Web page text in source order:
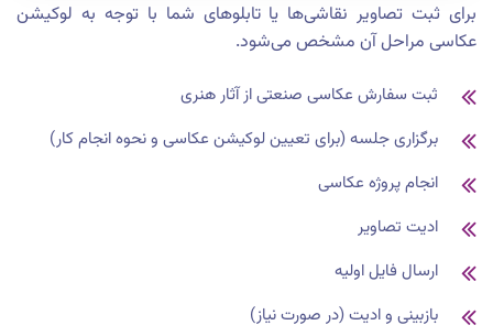
برای ثبت تصاویر نقاشی‌ها یا تابلوهای شما با توجه به لوکیشن
عکاسی مراحل آن مشخص می‌شود.
ثبت سفارش عکاسی صنعتی از آثار هنری
برگزاری جلسه (برای تعیین لوکیشن عکاسی و نحوه انجام کار)
انجام پروژه عکاسی
ادیت تصاویر
ارسال فایل اولیه
بازبینی و ادیت (در صورت نیاز)